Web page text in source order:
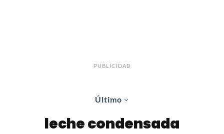
PUBLICIDAD
Último
leche condensada